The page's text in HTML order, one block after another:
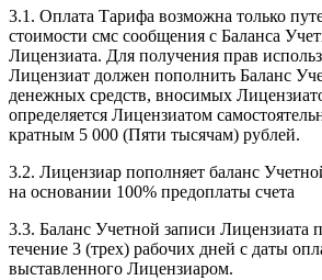
3.1. Оплата Тарифа возможна только
стоимости смс сообщения с Баланса
Лицензиата. Для получения прав
Лицензиат должен пополнить Баланс
денежных средств, вносимых
определяется Лицензиатом
кратным 5 000 (Пяти тысячам) рублей.
3.2. Лицензиар пополняет баланс
на основании 100% предоплаты счета
3.3. Баланс Учетной записи Лицензиата
течение 3 (трех) рабочих дней с даты
выставленного Лицензиаром.